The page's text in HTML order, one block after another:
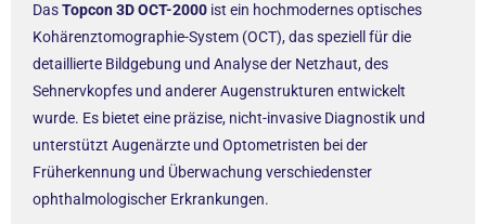
DasTopcon 3D OCT-2000 ist ein hochmodernes optisches
Kohärenztomographie-System (OCT), das speziell für die
detaillierte Bildgebung und Analyse der Netzhaut, des
Sehnervkopfes und anderer Augenstrukturen entwickelt
wurde. Es bietet eine präzise, nicht-invasive Diagnostik und
unterstützt Augenärzte und Optometristen bei der
Früherkennung und Überwachung verschiedenster
ophthalmologischer Erkrankungen.